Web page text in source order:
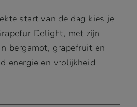
start van de dag kies je
Delight, met zijn
bergamot, grapefruit en
energie en vrolijkheid